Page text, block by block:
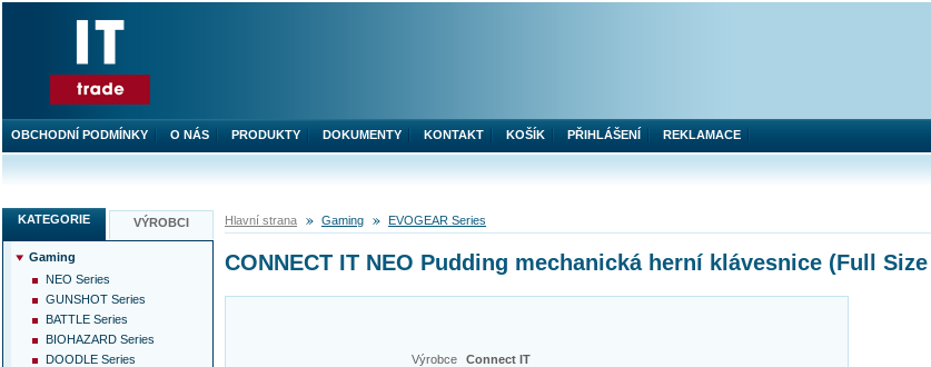
Hlavní strana Gaming EVOGEAR Series
CONNECT IT NEO Pudding mechanická herní klávesnice (Full Size
Výrobce
Connect IT
KATEGORIE VÝROBCI
Gaming
NEO Series
GUNSHOT Series
BATTLE Series
BIOHAZARD Series
DOODLE Series
OBCHODNÍ PODMÍNKY O NÁS PRODUKTY DOKUMENTY KONTAKT KOŠÍK PŘIHLÁŠENÍ REKLAMACE